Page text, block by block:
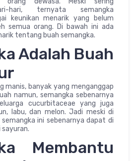
hari, ternyata semangka
keunikan menarik yang belum
semua orang. Di bawah ini ada
tentang buah semangka.
Adalah Buah
manis, banyak yang menganggap
namun, semangka sebenarnya
cucurbitaceae yang juga
labu, dan melon. Jadi meski di
semangka ini sebenarnya dapat di
Membantu